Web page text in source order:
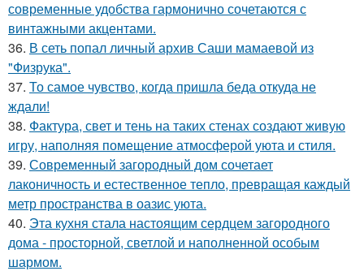
современные удобства гармонично сочетаются с
винтажными акцентами.
36. В сеть попал личный архив Саши мамаевой из
"Физрука".
37. То самое чувство, когда пришла беда откуда не
ждали!
38. Фактура, свет и тень на таких стенах создают живую
игру, наполняя помещение атмосферой уюта и стиля.
39. Современный загородный дом сочетает
лаконичность и естественное тепло, превращая каждый
метр пространства в оазис уюта.
40. Эта кухня стала настоящим сердцем загородного
дома - просторной, светлой и наполненной особым
шармом.